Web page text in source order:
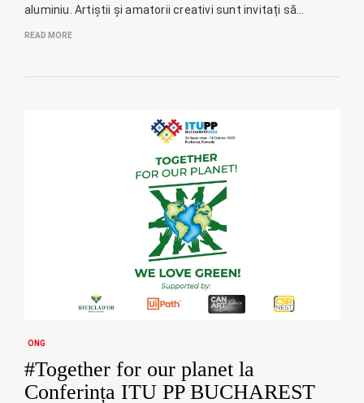
aluminiu. Artiștii și amatorii creativi sunt invitați să…
READ MORE
ONG
#Together for our planet la
Conferința ITU PP BUCHAREST